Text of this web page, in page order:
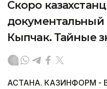
Скоро
Кыпчак. Тайные
АСТАНА. КАЗИНФОРМ -